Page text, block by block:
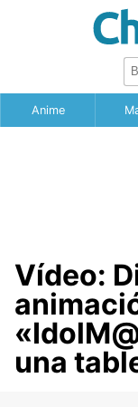
Anime
Vídeo:
una